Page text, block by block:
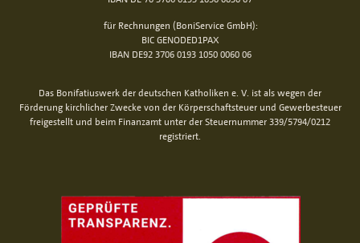
für Rechnungen (BoniService GmbH):
BIC GENODED1PAX
IBAN DE92 3706 0193 1050 0060 06
Das Bonifatiuswerk der deutschen Katholiken e. V. ist als wegen der
Förderung kirchlicher Zwecke von der Körperschaftsteuer und Gewerbesteuer
freigestellt und beim Finanzamt unter der Steuernummer 339/5794/0212
registriert.